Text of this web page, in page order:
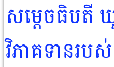
សម្តេចធិបតី
វិភាគទានរប